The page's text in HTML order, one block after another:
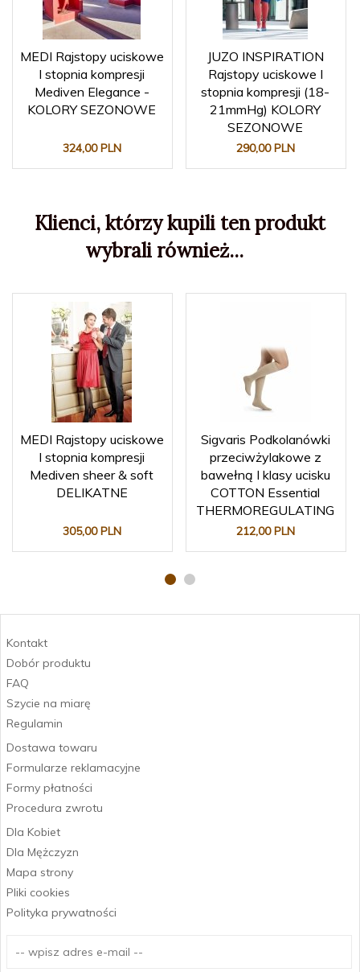
MEDI Rajstopy uciskowe
I stopnia kompresji
Mediven Elegance -
KOLORY SEZONOWE
324,00 PLN
JUZO INSPIRATION
Rajstopy uciskowe I
stopnia kompresji (18-
21mmHg) KOLORY
SEZONOWE
290,00 PLN
Klienci, którzy kupili ten produkt
wybrali również...
MEDI Rajstopy uciskowe
I stopnia kompresji
Mediven sheer & soft
DELIKATNE
305,00 PLN
Sigvaris Podkolanówki
przeciwżylakowe z
bawełną I klasy ucisku
COTTON Essential
THERMOREGULATING
212,00 PLN
Kontakt
Dobór produktu
FAQ
Szycie na miarę
Regulamin
Dostawa towaru
Formularze reklamacyjne
Formy płatności
Procedura zwrotu
Dla Kobiet
Dla Mężczyzn
Mapa strony
Pliki cookies
Polityka prywatności